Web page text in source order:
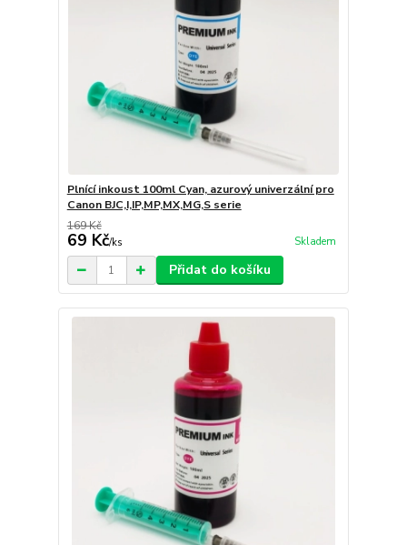
Plnící inkoust 100ml Cyan, azurový univerzální pro
Canon BJC,I,IP,MP,MX,MG,S serie
169 Kč
69 Kč/ks Skladem
Přidat do košíku